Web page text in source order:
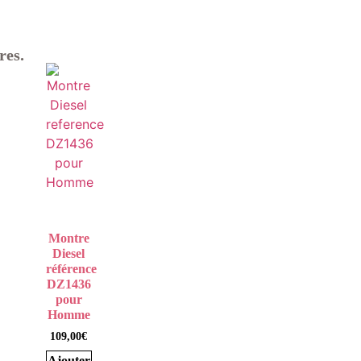
Montre
Diesel
référence
DZ1436
pour
Homme
109,00€